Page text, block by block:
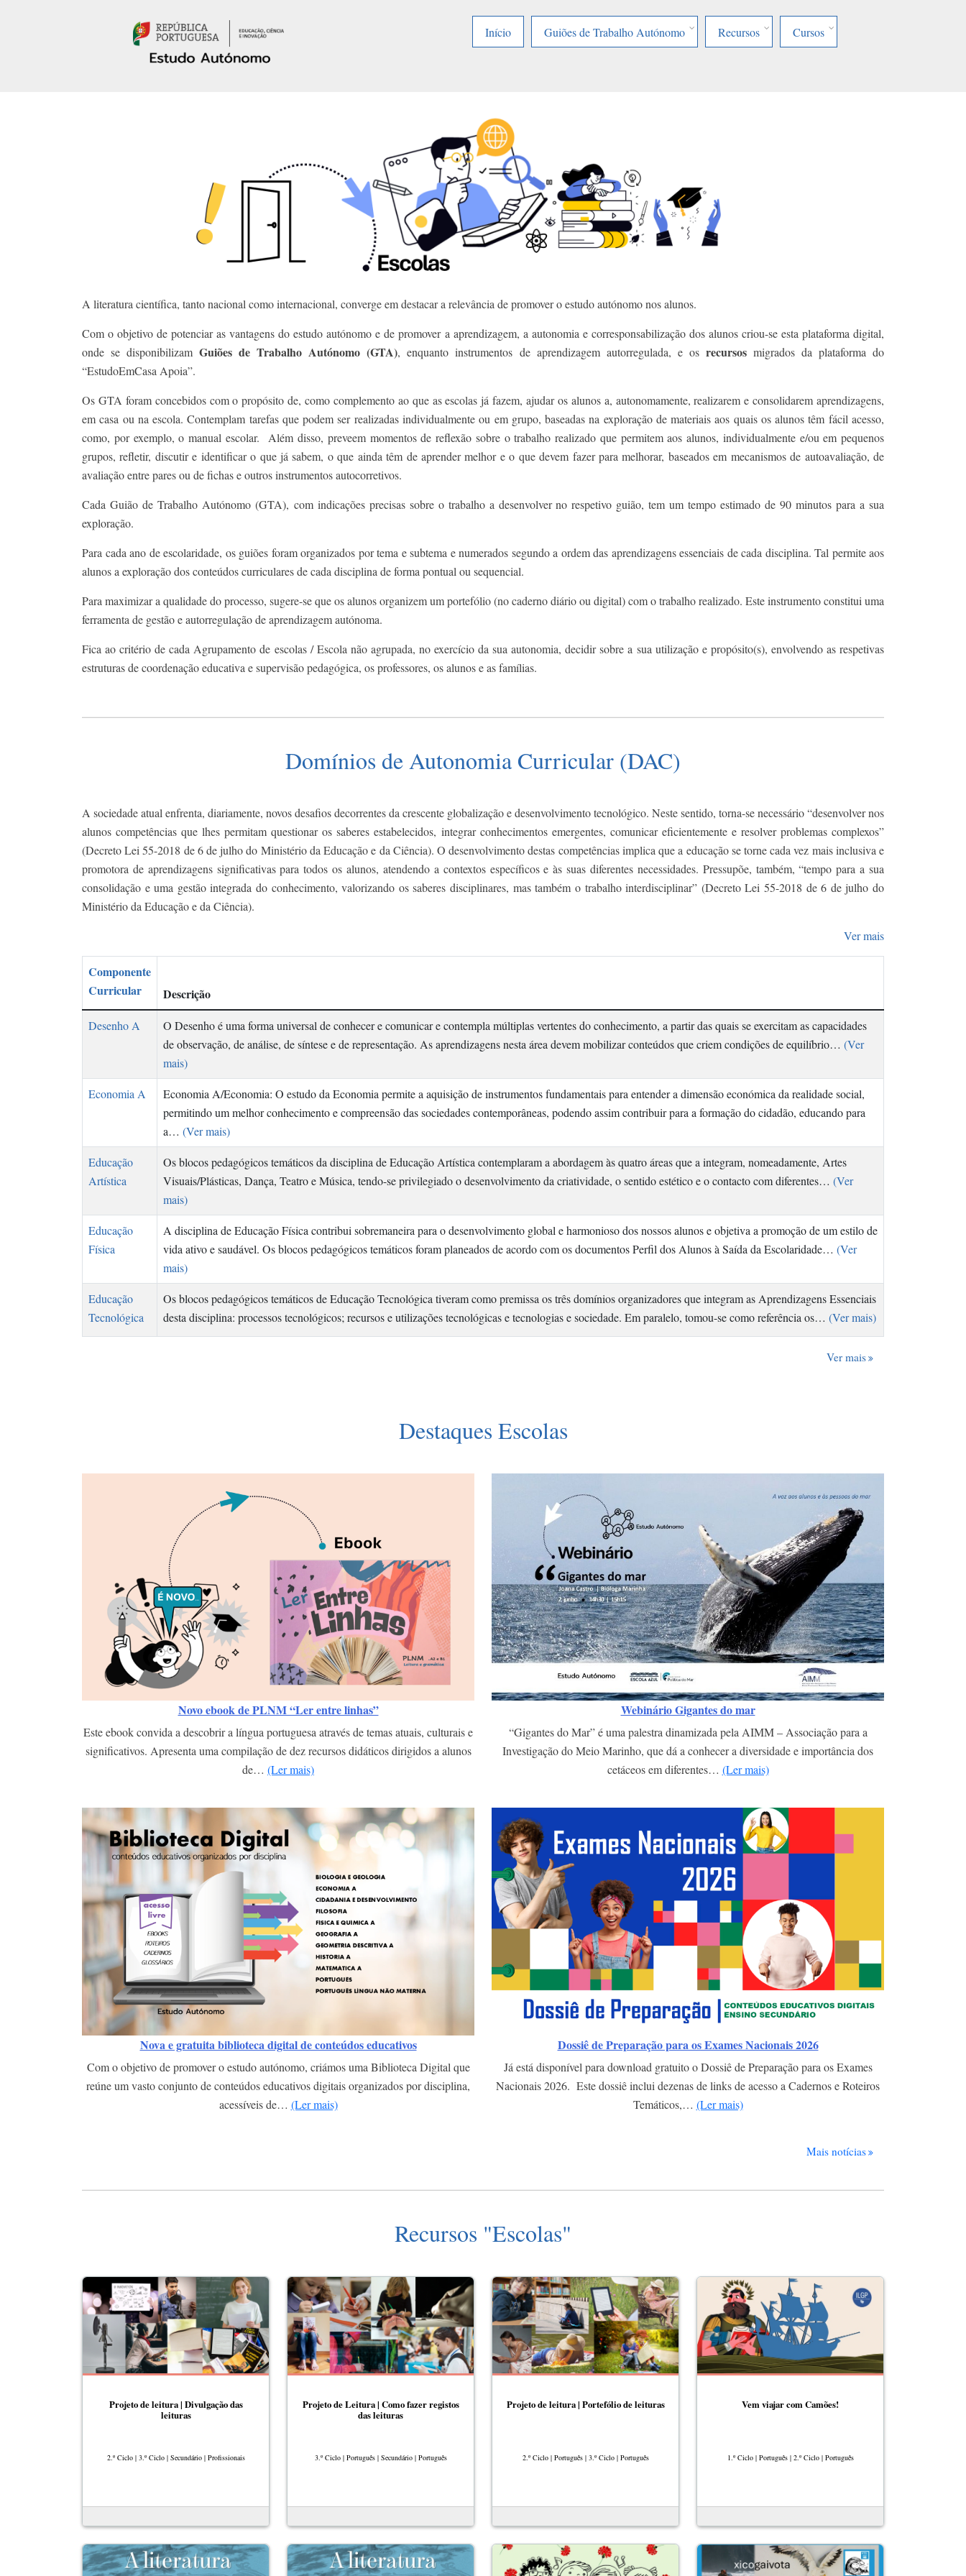
Início
Guiões de Trabalho Autónomo Recursos Cursos
A literatura científica, tanto nacional como internacional, converge em destacar a relevância de promover o estudo autónomo nos alunos.
Com o objetivo de potenciar as vantagens do estudo autónomo e de promover a aprendizagem, a autonomia e corresponsabilização dos alunos criou-se esta plataforma digital,
onde se disponibilizamGuiões de Trabalho Autónomo (GTA), enquanto instrumentos de aprendizagem autorregulada, e os recursosmigrados da plataforma do
“EstudoEmCasa Apoia”.
Os GTA foram concebidos com o propósito de, como complemento ao que as escolas já fazem, ajudar os alunos a, autonomamente, realizarem e consolidarem aprendizagens,
em casa ou na escola. Contemplam tarefas que podem ser realizadas individualmente ou em grupo, baseadas na exploração de materiais aos quais os alunos têm fácil acesso,
como, por exemplo, o manual escolar. Além disso, preveem momentos de reflexão sobre o trabalho realizado que permitem aos alunos, individualmente e/ou em pequenos
grupos, refletir, discutir e identificar o que já sabem, o que ainda têm de aprender melhor e o que devem fazer para melhorar, baseados em mecanismos de autoavaliação, de
avaliação entre pares ou de fichas e outros instrumentos autocorretivos.
Cada Guião de Trabalho Autónomo (GTA), com indicações precisas sobre o trabalho a desenvolver no respetivo guião, tem um tempo estimado de 90 minutos para a sua
exploração.
Para cada ano de escolaridade, os guiões foram organizados por tema e subtema e numerados segundo a ordem das aprendizagens essenciais de cada disciplina. Tal permite aos
alunos a exploração dos conteúdos curriculares de cada disciplina de forma pontual ou sequencial.
Para maximizar a qualidade do processo, sugere-se que os alunos organizem um portefólio (no caderno diário ou digital) com o trabalho realizado. Este instrumento constitui uma
ferramenta de gestão e autorregulação de aprendizagem autónoma.
Fica ao critério de cada Agrupamento de escolas / Escola não agrupada, no exercício da sua autonomia, decidir sobre a sua utilização e propósito(s), envolvendo as respetivas
estruturas de coordenação educativa e supervisão pedagógica, os professores, os alunos e as famílias.
Domínios de Autonomia Curricular (DAC)
A sociedade atual enfrenta, diariamente, novos desafios decorrentes da crescente globalização e desenvolvimento tecnológico. Neste sentido, torna-se necessário “desenvolver nos
alunos competências que lhes permitam questionar os saberes estabelecidos, integrar conhecimentos emergentes, comunicar eficientemente e resolver problemas complexos”
(Decreto Lei 55-2018 de 6 de julho do Ministério da Educação e da Ciência). O desenvolvimento destas competências implica que a educação se torne cada vez mais inclusiva e
promotora de aprendizagens significativas para todos os alunos, atendendo a contextos específicos e às suas diferentes necessidades. Pressupõe, também, “tempo para a sua
consolidação e uma gestão integrada do conhecimento, valorizando os saberes disciplinares, mas também o trabalho interdisciplinar” (Decreto Lei 55-2018 de 6 de julho do
Ministério da Educação e da Ciência).
Ver mais
Componente
Curricular
Descrição
Desenho A
O Desenho é uma forma universal de conhecer e comunicar e contempla múltiplas vertentes do conhecimento, a partir das quais se exercitam as capacidades
de observação, de análise, de síntese e de representação. As aprendizagens nesta área devem mobilizar conteúdos que criem condições de equilíbrio… (Ver
mais)
Economia A
Economia A/Economia: O estudo da Economia permite a aquisição de instrumentos fundamentais para entender a dimensão económica da realidade social,
permitindo um melhor conhecimento e compreensão das sociedades contemporâneas, podendo assim contribuir para a formação do cidadão, educando para
a… (Ver mais)
Educação
Artística
Os blocos pedagógicos temáticos da disciplina de Educação Artística contemplaram a abordagem às quatro áreas que a integram, nomeadamente, Artes
Visuais/Plásticas, Dança, Teatro e Música, tendo-se privilegiado o desenvolvimento da criatividade, o sentido estético e o contacto com diferentes… (Ver
mais)
Educação
Física
A disciplina de Educação Física contribui sobremaneira para o desenvolvimento global e harmonioso dos nossos alunos e objetiva a promoção de um estilo de
vida ativo e saudável. Os blocos pedagógicos temáticos foram planeados de acordo com os documentos Perfil dos Alunos à Saída da Escolaridade… (Ver
mais)
Educação
Tecnológica
Os blocos pedagógicos temáticos de Educação Tecnológica tiveram como premissa os três domínios organizadores que integram as Aprendizagens Essenciais
desta disciplina: processos tecnológicos; recursos e utilizações tecnológicas e tecnologias e sociedade. Em paralelo, tomou-se como referência os… (Ver mais)
Ver mais
Destaques Escolas
Novo ebook de PLNM “Ler entre linhas”
Este ebook convida a descobrir a língua portuguesa através de temas atuais, culturais e
significativos. Apresenta uma compilação de dez recursos didáticos dirigidos a alunos
de… (Ler mais)
Webinário Gigantes do mar
“Gigantes do Mar” é uma palestra dinamizada pela AIMM – Associação para a
Investigação do Meio Marinho, que dá a conhecer a diversidade e importância dos
cetáceos em diferentes… (Ler mais)
Nova e gratuita biblioteca digital de conteúdos educativos
Com o objetivo de promover o estudo autónomo, criámos uma Biblioteca Digital que
reúne um vasto conjunto de conteúdos educativos digitais organizados por disciplina,
acessíveis de… (Ler mais)
Dossiê de Preparação para os Exames Nacionais 2026
Já está disponível para download gratuito o Dossiê de Preparação para os Exames
Nacionais 2026. Este dossiê inclui dezenas de links de acesso a Cadernos e Roteiros
Temáticos,… (Ler mais)
Mais notícias
Recursos "Escolas"
Projeto de leitura | Divulgação das
leituras
2.º Ciclo | 3.º Ciclo | Secundário | Profissionais
Projeto de Leitura | Como fazer registos
das leituras
3.º Ciclo | Português | Secundário | Português
Projeto de leitura | Portefólio de leituras
2.º Ciclo | Português | 3.º Ciclo | Português
Vem viajar com Camões!
1.º Ciclo | Português | 2.º Ciclo | Português